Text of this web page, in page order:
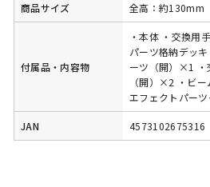
商品サイズ 全高：約130mm
付属品・内容物
・本体 ・交換用
パーツ格納デッ
ーツ（開）×1 ・
（開）×2 ・ビ
エフェクトパー
JAN 4573102675316